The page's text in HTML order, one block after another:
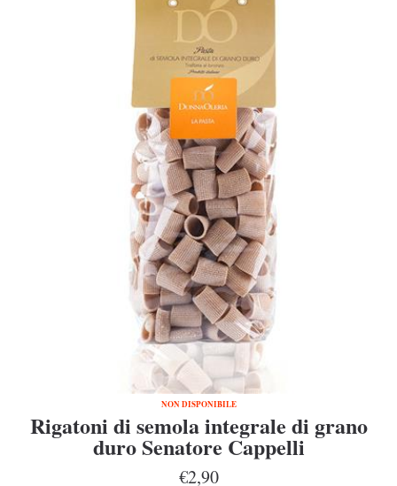
NON DISPONIBILE
Rigatoni di semola integrale di grano
duro Senatore Cappelli
€2,90